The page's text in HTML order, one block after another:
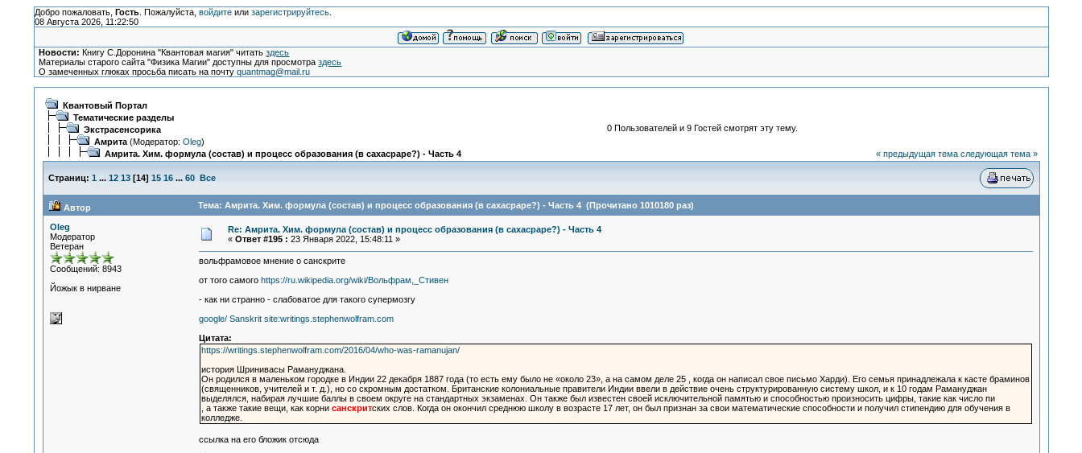
Добро пожаловать, Гость. Пожалуйста, войдитеили зарегистрируйтесь.
08 Августа 2026, 11:22:50
Новости: Книгу С.Доронина "Квантовая магия" читатьздесь
Материалы старого сайта "Физика Магии" доступны для просмотраздесь
О замеченных глюках просьба писать на почтуquantmag@mail.ru
Квантовый Портал
Тематические разделы
Экстрасенсорика
Амрита(Модератор: Oleg)
Амрита. Хим. формула (состав) и процесс образования (в сахасраре?) - Часть 4
0 Пользователей и 9 Гостей смотрят эту тему.
« предыдущая тема следующая тема »
Страниц: 1 ... 12 13[14] 15 16 ... 60 Все
Автор Тема: Амрита. Хим. формула (состав) и процесс образования (в сахасраре?) - Часть 4 (Прочитано 1010180 раз)
Oleg
Модератор
Ветеран
Сообщений: 8943
Йожык в нирване
Re: Амрита. Хим. формула (состав) и процесс образования (в сахасраре?) - Часть 4
« Ответ #195 : 23 Января 2022, 15:48:11 »
вольфрамовое мнение о санскрите
от того самого https://ru.wikipedia.org/wiki/Вольфрам,_Стивен
- как ни cтраннo - слабоватое для такого супeрмозгy
google/ Sanskrit site:writings.stephenwolfram.com
Цитата:
https://writings.stephenwolfram.com/2016/04/who-was-ramanujan/
история Шринивасы Рамануджана.
Он родился в маленьком городке в Индии 22 декабря 1887 года (то есть ему было не «около 23», а на самом деле 25 , когда он написал свое письмо Харди). Его семья принадлежала к касте браминов
(священников, учителей и т. д.), но со скромным достатком. Британские колониальные правители Индии ввели в действие очень структурированную систему школ, и к 10 годам Рамануджан
выделялся, набирая лучшие баллы в своем округе на стандартных экзаменах. Он также был известен своей исключительной памятью и способностью произносить цифры, такие как число пи
, а также такие вещи, как корни санскритских слов. Когда он окончил среднюю школу в возрасте 17 лет, он был признан за свои математические способности и получил стипендию для обучения в
колледже.
ссылка на его бложик отсюда